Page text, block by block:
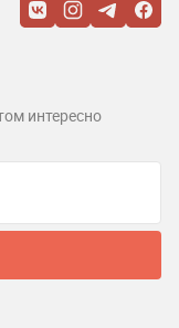
интересно